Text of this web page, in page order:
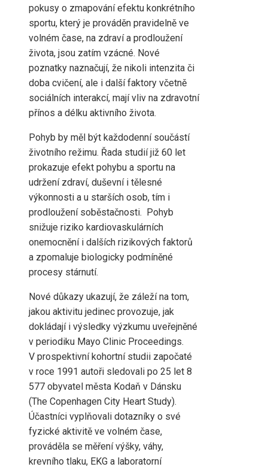
pokusy o zmapování efektu konkrétního
sportu, který je prováděn pravidelně ve
volném čase, na zdraví a prodloužení
života, jsou zatím vzácné. Nové
poznatky naznačují, že nikoli intenzita či
doba cvičení, ale i další faktory včetně
sociálních interakcí, mají vliv na zdravotní
přínos a délku aktivního života.
Pohyb by měl být každodenní součástí
životního režimu. Řada studií již 60 let
prokazuje efekt pohybu a sportu na
udržení zdraví, duševní i tělesné
výkonnosti a u starších osob, tím i
prodloužení soběstačnosti. Pohyb
snižuje riziko kardiovaskulárních
onemocnění i dalších rizikových faktorů
a zpomaluje biologicky podmíněné
procesy stárnutí.
Nové důkazy ukazují, že záleží na tom,
jakou aktivitu jedinec provozuje, jak
dokládají i výsledky výzkumu uveřejněné
v periodiku Mayo Clinic Proceedings.
V prospektivní kohortní studii započaté
v roce 1991 autoři sledovali po 25 let 8
577 obyvatel města Kodaň v Dánsku
(The Copenhagen City Heart Study).
Účastníci vyplňovali dotazníky o své
fyzické aktivitě ve volném čase,
prováděla se měření výšky, váhy,
krevního tlaku, EKG a laboratorní